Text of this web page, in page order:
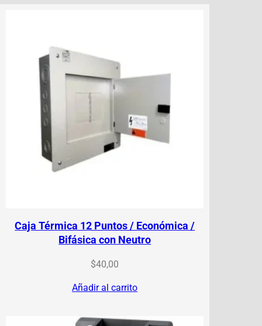
Caja Térmica 12 Puntos / Económica /
Bifásica con Neutro
$40,00
Añadir al carrito